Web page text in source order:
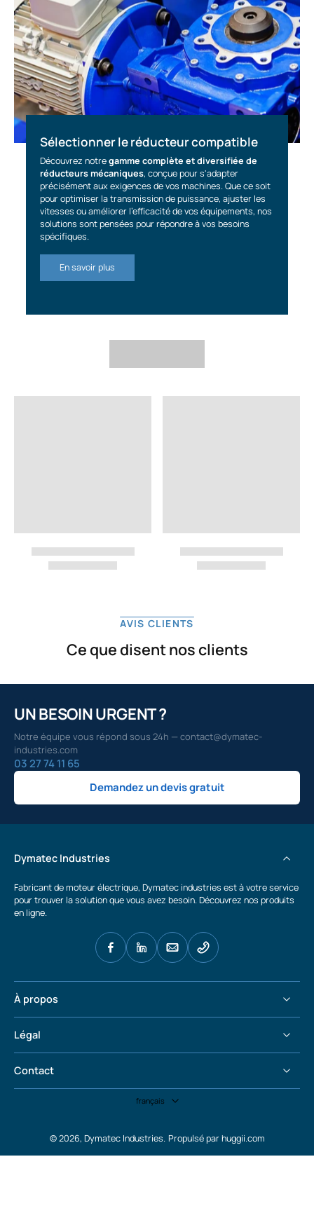
Sélectionner le réducteur compatible
Découvrez notregamme complète et diversifiée de
réducteurs mécaniques, conçue pour s'adapter
précisément aux exigences de vos machines. Que ce soit
pour optimiser la transmission de puissance, ajuster les
vitesses ou améliorer l'efficacité de vos équipements, nos
solutions sont pensées pour répondre à vos besoins
spécifiques.
En savoir plus
AVIS CLIENTS
Ce que disent nos clients
UN BESOIN URGENT ?
Notre équipe vous répond sous 24h — contact@dymatec-
industries.com
03 27 74 11 65
Demandez un devis gratuit
Dymatec Industries
Fabricant de moteur électrique, Dymatec industries est à votre service
pour trouver la solution que vous avez besoin. Découvrez nos produits
en ligne.
À propos
Légal
Contact
français
© 2026, Dymatec Industries. Propulsé par huggii.com